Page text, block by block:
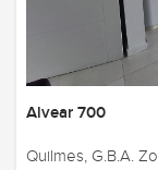
Alvear 700
Quilmes, G.B.A.